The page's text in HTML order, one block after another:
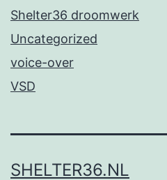
Shelter36 droomwerk
Uncategorized
voice-over
VSD
SHELTER36.NL